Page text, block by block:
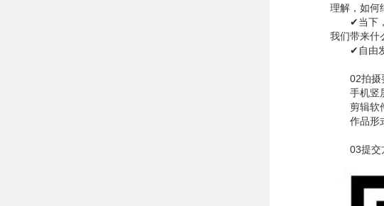
理解，如何
✔当下
我们带来什
✔自由
02拍摄
手机竖
剪辑软
作品形
03提交